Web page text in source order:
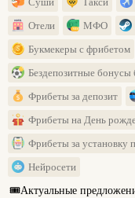
Отели
МФО
Букмекеры с фрибетом
Бездепозитные бонусы
Фрибеты за депозит
Фрибеты на День
Фрибеты за установку
Нейросети
🎟️Актуальные